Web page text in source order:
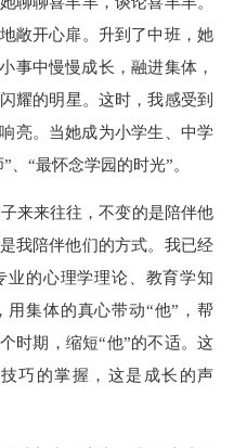
敞开心扉。升到了中班 ，她
事中慢慢成长 ，融进集体，
闪耀的明星 。这时 ，我感受到
亮。当她成为小学生、中学
“最怀念学园的时光”。
来来往往，不变的是陪伴他
我陪伴他们的方式。 我已经
业的心理学理论、教育学知
用集体的真心带动“他”，帮
时期，缩短“他”的不适。这
巧的掌握，这是成长的声